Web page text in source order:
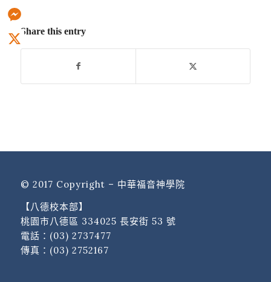
Share this entry
© 2017 Copyright – 中華福音神學院
【八德校本部】
桃園市八德區 334025 長安街 53 號
電話： (03) 2737477
傳真：(03) 2752167
Facebook
Messenger